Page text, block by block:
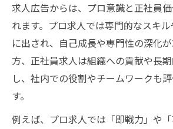
プロとして成長できる採用
正社員求人で目指すスポー
ア
求人広告からは、プロ意識と正社員
れます。プロ求人では専門的なスキ
に出され、自己成長や専門性の深化
方、正社員求人は組織への貢献や長
し、社内での役割やチームワークも
す。
例えば、プロ求人では「即戦力」や